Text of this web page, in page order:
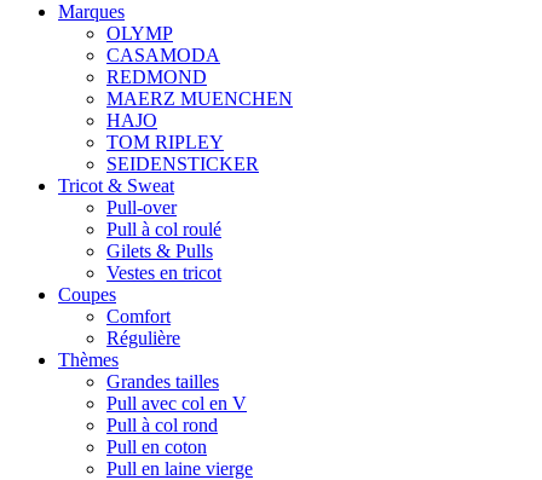
Marques
OLYMP
CASAMODA
REDMOND
MAERZ MUENCHEN
HAJO
TOM RIPLEY
SEIDENSTICKER
Tricot & Sweat
Pull-over
Pull à col roulé
Gilets & Pulls
Vestes en tricot
Coupes
Comfort
Régulière
Thèmes
Grandes tailles
Pull avec col en V
Pull à col rond
Pull en coton
Pull en laine vierge